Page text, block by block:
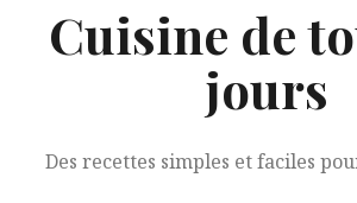
Cuisine de
jours
Des recettes simples et faciles